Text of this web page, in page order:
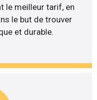
le meilleur tarif, en
le but de trouver
et durable.